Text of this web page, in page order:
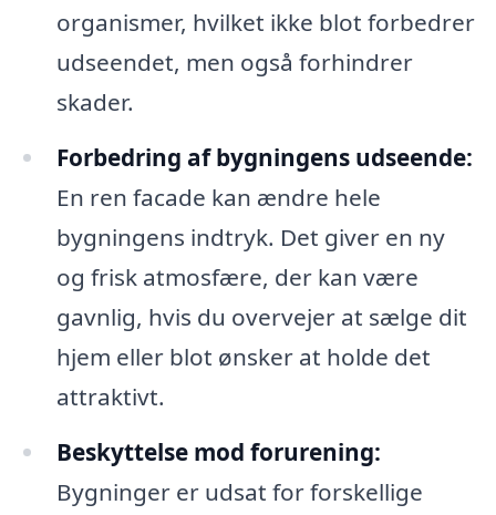
organismer, hvilket ikke blot forbedrer
udseendet, men også forhindrer
skader.
Forbedring af bygningens udseende:
En ren facade kan ændre hele
bygningens indtryk. Det giver en ny
og frisk atmosfære, der kan være
gavnlig, hvis du overvejer at sælge dit
hjem eller blot ønsker at holde det
attraktivt.
Beskyttelse mod forurening:
Bygninger er udsat for forskellige